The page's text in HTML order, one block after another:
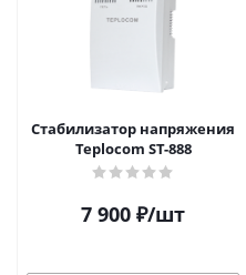
Стабилизатор напряжения
Teplocom ST-888
7 900 ₽/шт